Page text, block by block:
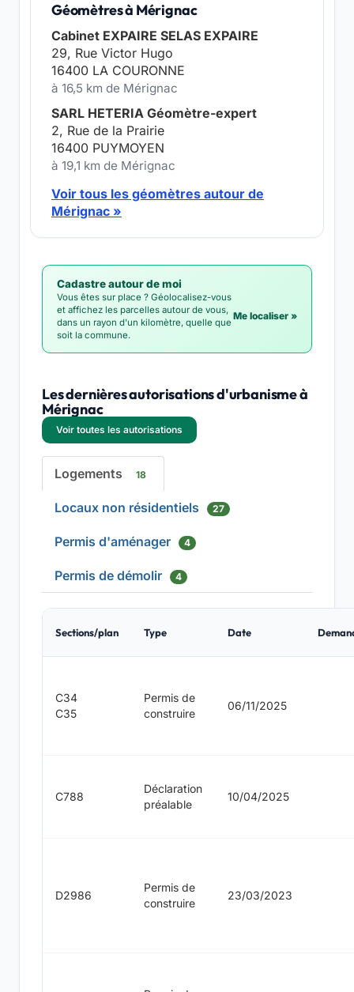
Géomètres à Mérignac
Cabinet EXPAIRE SELAS EXPAIRE
29, Rue Victor Hugo
16400 LA COURONNE
à 16,5 km de Mérignac
SARL HETERIA Géomètre-expert
2, Rue de la Prairie
16400 PUYMOYEN
à 19,1 km de Mérignac
Voir tous les géomètres autour de
Mérignac »
Cadastre autour de moi
Vous êtes sur place ? Géolocalisez-vous
et affichez les parcelles autour de vous,
dans un rayon d'un kilomètre, quelle que
soit la commune.
Me localiser »
Les dernières autorisations d'urbanisme à
Mérignac
Voir toutes les autorisations
Logements 18
Locaux non résidentiels 27
Permis d'aménager 4
Permis de démolir 4
Sections/plan Type Date
C34
C35
Permis de
construire
06/11/2025
C788
Déclaration
préalable
10/04/2025
D2986
Permis de
construire
23/03/2023